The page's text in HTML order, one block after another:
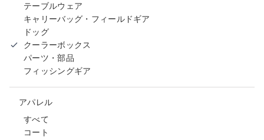
テーブルウェア
キャリーバッグ・フィールドギア
ドッグ
クーラーボックス
パーツ・部品
フィッシングギア
アパレル
すべて
コート